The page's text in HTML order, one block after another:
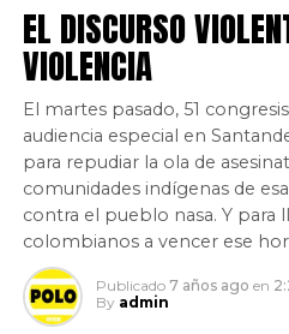
EL DISCURSO
VIOLENCIA
El martes pasado, 51
audiencia especial en
para repudiar la ola de
comunidades indígenas de
contra el pueblo nasa. Y para
colombianos a vencer ese
Publicado 7 años ago en
By admin